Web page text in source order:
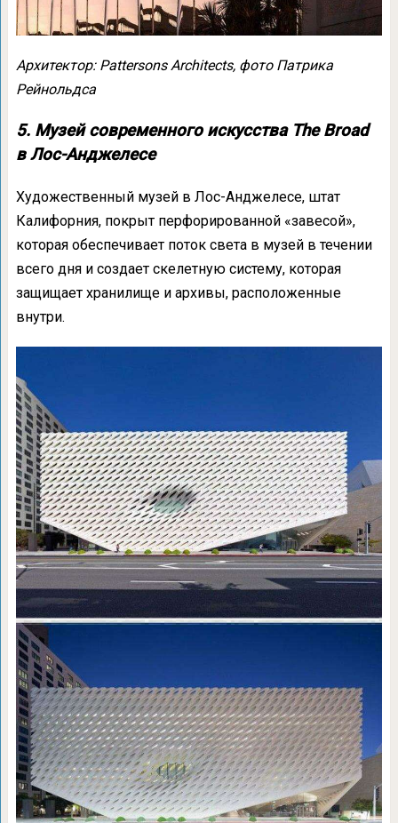
Архитектор: Pattersons Architects, фото Патрика
Рейнольдса
5. Музей современного искусства The Broad
в Лос-Анджелесе
Художественный музей в Лос-Анджелесе, штат
Калифорния, покрыт перфорированной «завесой»,
которая обеспечивает поток света в музей в течении
всего дня и создает скелетную систему, которая
защищает хранилище и архивы, расположенные
внутри.